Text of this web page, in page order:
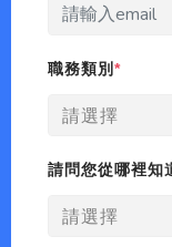
職務類別
請選擇
請問您從哪裡知
請選擇